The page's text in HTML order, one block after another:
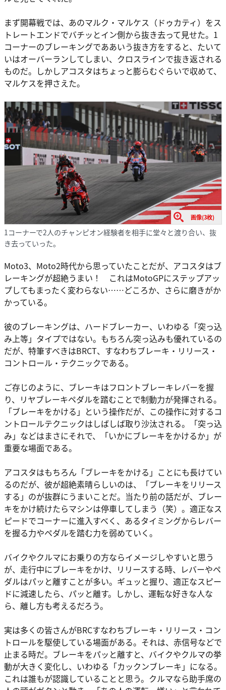
まず開幕戦では、あのマルク・マルケス（ドゥカティ）をス
トレートエンドでバチッとイン側から抜き去って見せた。1
コーナーのブレーキングでああいう抜き方をすると、たいて
いはオーバーランしてしまい、クロスラインで抜き返される
ものだ。しかしアコスタはちょっと膨らむぐらいで収めて、
マルケスを押さえた。
画像(3枚)
1コーナーで2人のチャンピオン経験者を相手に堂々と渡り合い、抜
き去っていった。
Moto3、Moto2時代から思っていたことだが、アコスタはブ
レーキングが超絶うまい！ これはMotoGPにステップアッ
プしてもまったく変わらない……どころか、さらに磨きがか
かっている。
彼のブレーキングは、ハードブレーカー、いわゆる「突っ込
み上等」タイプではない。もちろん突っ込みも優れているの
だが、特筆すべきはBRCT、すなわちブレーキ・リリース・
コントロール・テクニックである。
ご存じのように、ブレーキはフロントブレーキレバーを握
り、リヤブレーキペダルを踏むことで制動力が発揮される。
「ブレーキをかける」という操作だが、この操作に対するコ
ントロールテクニックはしばしば取り沙汰される。「突っ込
み」などはまさにそれで、「いかにブレーキをかけるか」が
重要な場面である。
アコスタはもちろん「ブレーキをかける」ことにも長けてい
るのだが、彼が超絶素晴らしいのは、「ブレーキをリリース
する」のが抜群にうまいことだ。当たり前の話だが、ブレー
キをかけ続けたらマシンは停車してしまう（笑）。適正なス
ピードでコーナーに進入すべく、あるタイミングからレバー
を握る力やペダルを踏む力を弱めていく。
バイクやクルマにお乗りの方ならイメージしやすいと思う
が、走行中にブレーキをかけ、リリースする時、レバーやペ
ダルはパッと離すことが多い。ギュッと握り、適正なスピー
ドに減速したら、パッと離す。しかし、運転な好きな人な
ら、離し方も考えるだろう。
実は多くの皆さんがBRCすなわちブレーキ・リリース・コン
トロールを駆使している場面がある。それは、赤信号などで
止まる時だ。ブレーキをパッと離すと、バイクやクルマの挙
動が大きく変化し、いわゆる「カックンブレーキ」になる。
これは誰もが認識していることと思う。クルマなら助手席の